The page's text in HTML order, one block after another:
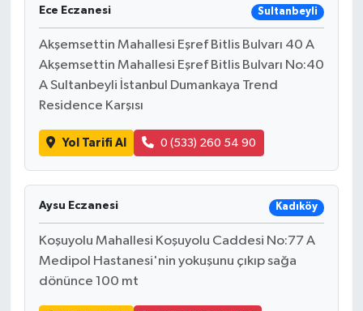
Ece Eczanesi Sultanbeyli
Akşemsettin Mahallesi Eşref Bitlis Bulvarı 40 A
Akşemsettin Mahallesi Eşref Bitlis Bulvarı No:40
A Sultanbeyli İstanbul Dumankaya Trend
Residence Karşısı
Yol Tarifi Al 0 (533) 260 54 90
Aysu Eczanesi Kadıköy
Koşuyolu Mahallesi Koşuyolu Caddesi No:77 A
Medipol Hastanesi'nin yokuşunu çıkıp sağa
dönünce 100 mt